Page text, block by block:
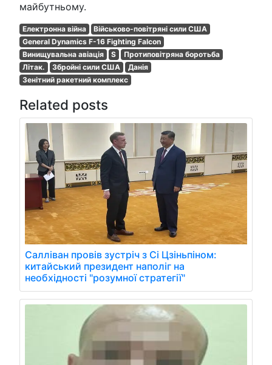
майбутньому.
Електронна війна
Військово-повітряні сили США
General Dynamics F-16 Fighting Falcon
Винищувальна авіація
S
Протиповітряна боротьба
Літак.
Збройні сили США
Данія
Зенітний ракетний комплекс
Related posts
Салліван провів зустріч з Сі Цзіньпіном:
китайський президент наполіг на
необхідності "розумної стратегії"